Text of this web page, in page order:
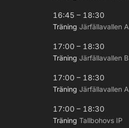
16:45 – 18:30
Träning Järfällavallen A
17:00 – 18:30
Träning Järfällavallen B
17:00 – 18:30
Träning Järfällavallen A
17:00 – 18:30
Träning Tallbohovs IP